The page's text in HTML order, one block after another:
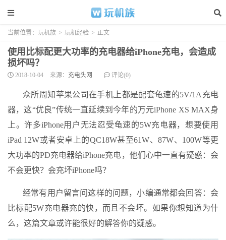
当前位置： 玩机族 > 玩机经验 > 正文
使用比标配更大功率的充电器给iPhone充电，会造成
损坏吗？
2018-10-04 来源： 充电头网 评论(0)
众所周知苹果公司在手机上都是配套龟速的5V/1A充电
器，这“优良”传统一直延续到今年的万元iPhone XS MAX身
上。许多iPhone用户无法忍受龟速的5W充电器，想要使用
iPad 12W或者安卓上的QC18W甚至61W、87W、100W等更
大功率的PD充电器给iPhone充电，他们心中一直有疑惑：会
不会更快？会充坏iPhone吗？
经常有用户留言问这样的问题，小编通常都会回答：会
比标配5W充电器充的快，而且不会坏。如果你想知道为什
么，这篇文章或许能很好的解答你的疑惑。